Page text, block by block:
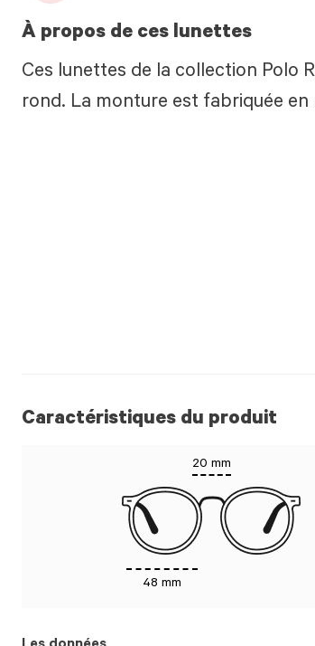
À propos de ces lunettes
Ces lunettes de la collection Polo
rond. La monture est fabriquée en
Caractéristiques du produit
20 mm
48 mm